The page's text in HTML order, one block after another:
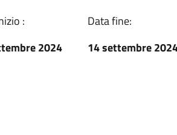
:
2024
Data fine:
14 settembre